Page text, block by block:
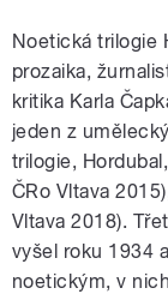
Noetická trilogie
prozaika,
kritika Karla
jeden z
trilogie,
ČRo Vltava
Vltava 2018).
vyšel roku 1934
noetickým, v